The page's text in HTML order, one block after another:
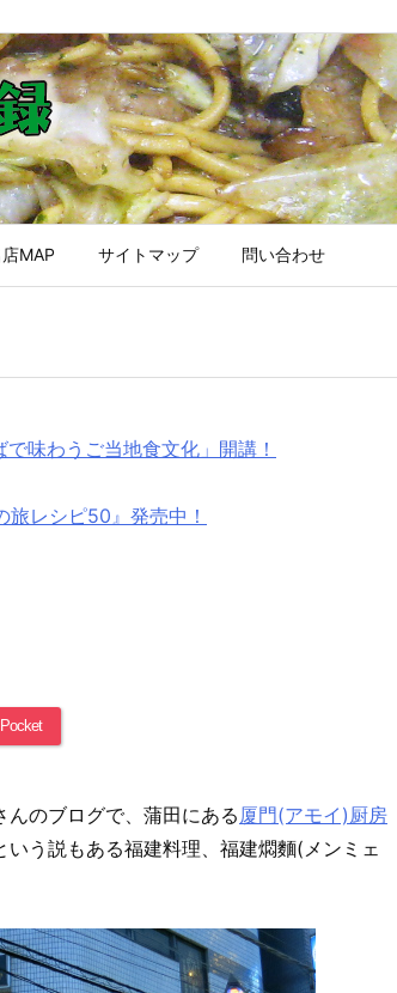
MAP サイトマップ 問い合わせ
味わうご当地食文化」開講！
レシピ50』発売中！
Pocket
のブログで、蒲田にある 厦門(アモイ)厨房
う説もある福建料理、福建燜麵(メンミェ